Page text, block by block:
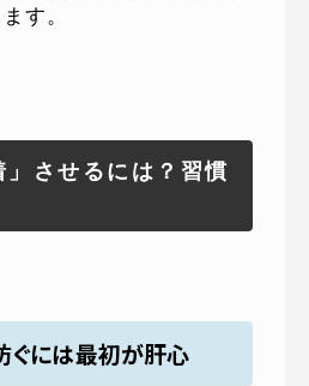
す。
」させるには？習慣
ぐには最初が肝心